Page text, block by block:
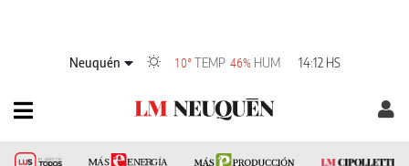
Neuquén 10° TEMP 46% HUM 14:12 HS